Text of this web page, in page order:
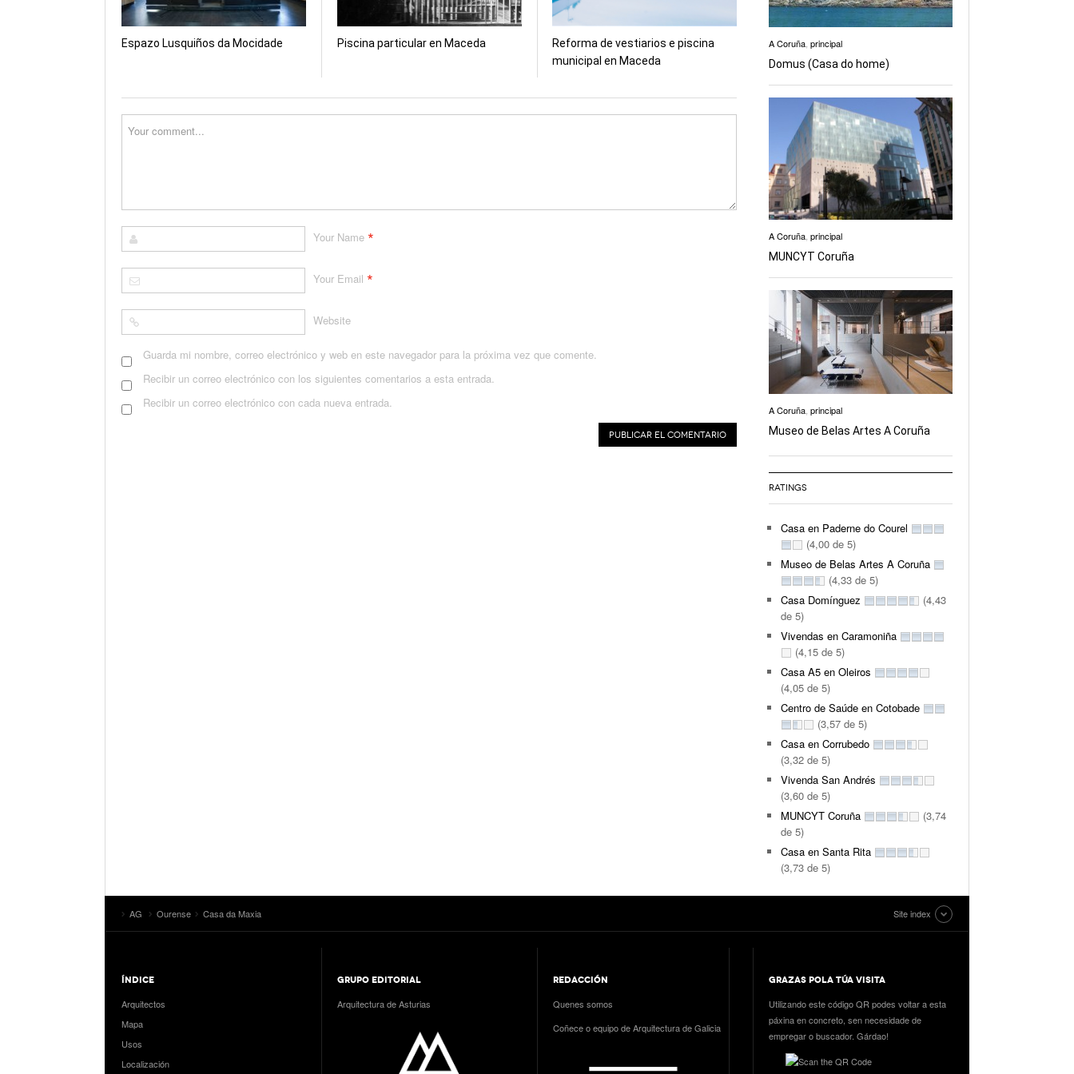
Espazo Lusquiños da Mocidade Piscina particular en Maceda
Reforma de vestiarios e piscina
municipal en Maceda
Your Name *
Your Email *
Website
Guarda mi nombre, correo electrónico y web en este navegador para la próxima vez que comente.
Recibir un correo electrónico con los siguientes comentarios a esta entrada.
Recibir un correo electrónico con cada nueva entrada.
A Coruña, principal
Domus (Casa do home)
A Coruña principal
MUNCYT Coruña
A Coruña principal
Museo de Belas Artes A Coruña
RATINGS
Casa en Paderne do Courel
(4,00 de 5)
Museo de Belas Artes A Coruña
(4,33 de 5)
Casa Domínguez
(4,43
de 5)
Vivendas en Caramoniña
(4,15 de 5)
Casa A5 en Oleiros
(4,05 de 5)
Centro de Saúde en Cotobade
(3,57 de 5)
Casa en Corrubedo
(3,32 de 5)
Vivenda San Andrés
(3,60 de 5)
MUNCYT Coruña
(3,74
de 5)
Casa en Santa Rita
(3,73 de 5)
AG Ourense Casa da Maxia Site index
ÍNDICE
Arquitectos
Mapa
Usos
Localización
GRUPO EDITORIAL
Arquitectura de Asturias
REDACCIÓN
Quenes somos
Coñece o equipo de Arquitectura de Galicia
GRAZAS POLA TÚA VISITA
Utilizando este código QR podes voltar a esta
páxina en concreto, sen necesidade de
empregar o buscador. Gárdao!